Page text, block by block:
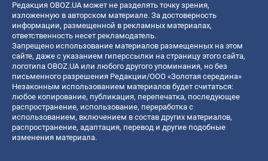
Редакция OBOZ.UA может не разделять точку зрения,
изложенную в авторском материале. За достоверность
информации, размещенной в рекламных материалах,
ответственность несет рекламодатель.
Запрещено использование материалов размещенных на этом
сайте, даже с указанием гиперссылки на страницу этого сайта,
логотипа OBOZ.UA или любого другого упоминания, но без
письменного разрешения Редакции/ООО «Золотая середина»
Незаконным использованием материалов будет считаться:
любое копирование, публикация, перепечатка, последующее
распространение, использование, переработка с
использованием, включением в состав других материалов,
распространение, адаптация, перевод и другие подобные
изменения материала.